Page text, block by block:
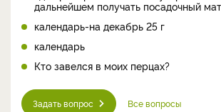
дальнейшем получать посадочный
календарь-на декабрь 25 г
календарь
Кто завелся в моих перцах?
Задать вопрос Все вопросы